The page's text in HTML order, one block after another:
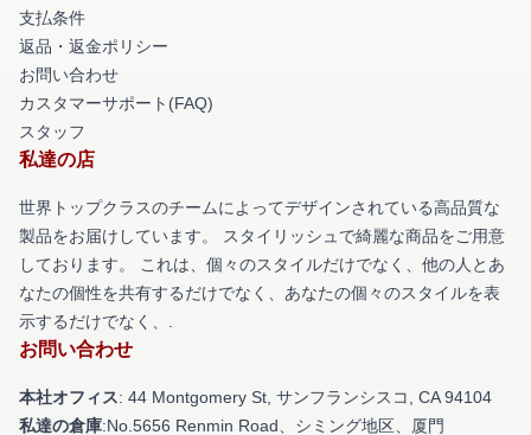
支払条件
返品・返金ポリシー
お問い合わせ
カスタマーサポート(FAQ)
スタッフ
私達の店
世界トップクラスのチームによってデザインされている高品質な
製品をお届けしています。 スタイリッシュで綺麗な商品をご用意
しております。 これは、個々のスタイルだけでなく、他の人とあ
なたの個性を共有するだけでなく、あなたの個々のスタイルを表
示するだけでなく、.
お問い合わせ
本社オフィス: 44 Montgomery St, サンフランシスコ, CA 94104
私達の倉庫:No.5656 Renmin Road、シミング地区、厦門